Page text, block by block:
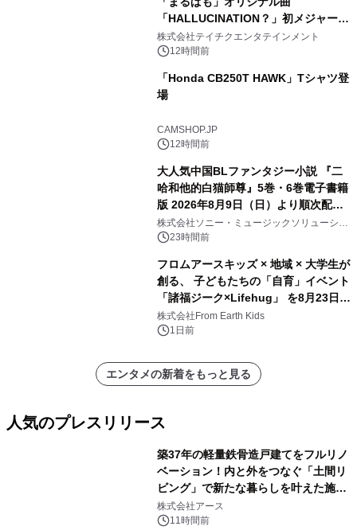
「HALLUCINATION？」初メジャー配
信リリース決定！
株式会社テイチクエンタテインメント
12時間前
「Honda CB250T HAWK」Tシャツ登
場
CAMSHOP.JP
12時間前
大人気中国BLファンタジー小説 『二
哈和他的白猫師尊』5巻・6巻電子書籍
版 2026年8月9日（日）より順次配信
開始
株式会社ソニー・ミュージックソリューショ
ンズ23時間前
フロムアースキッズ × 地域 × 大学生が
創る、 子どもたちの「自育」イベント
「諸福ジーク×Lifehug」 を8月23日
(日)開催
株式会社From Earth Kids
1日前
エンタメの新着をもっと見る
人気のプレスリリース
築37年の軽量鉄骨造戸建てをフルリノ
ベーション！内と外をつなぐ「土間リ
ビング」で新たな暮らしを叶えた施工
事例を株式会社アースが公開
株式会社アース
11時間前